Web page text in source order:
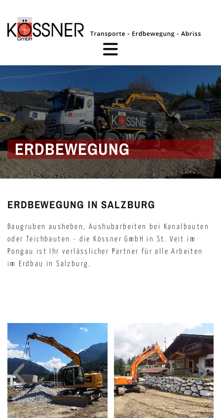
ERDBEWEGUNG
ERDBEWEGUNG IN SALZBURG
Baugruben ausheben, Aushubarbeiten bei Kanalbauten
oder Teichbauten - die Kössner GmbH in St. Veit im
Pongau ist Ihr verlässlicher Partner für alle Arbeiten
im Erdbau in Salzburg.